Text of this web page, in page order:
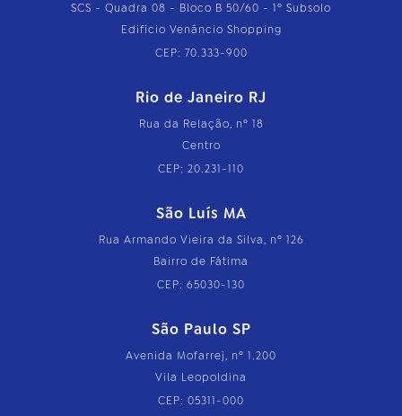
SCS - Quadra 08 - Bloco B 50/60 - 1º Subsolo
Edifício Venâncio Shopping
CEP: 70.333-900
Rio de Janeiro RJ
Rua da Relação, nº 18
Centro
CEP: 20.231-110
São Luís MA
Rua Armando Vieira da Silva, nº 126
Bairro de Fátima
CEP: 65030-130
São Paulo SP
Avenida Mofarrej, nº 1.200
Vila Leopoldina
CEP: 05311-000